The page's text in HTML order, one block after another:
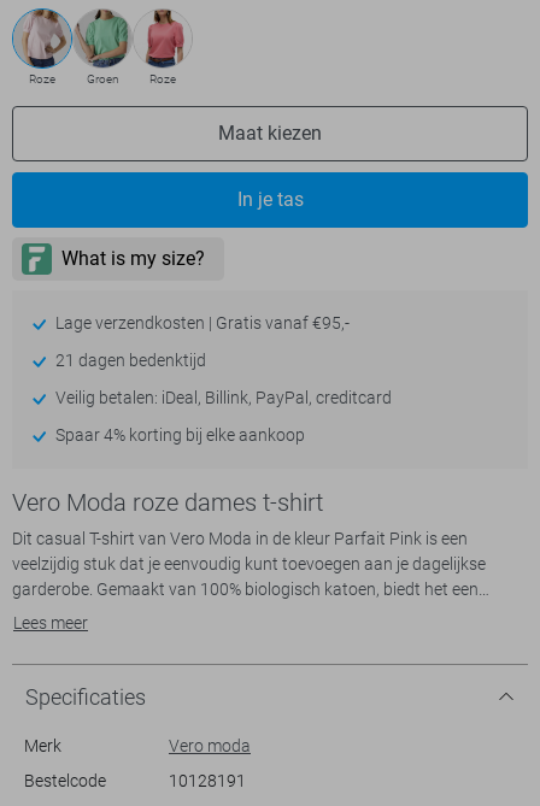
Roze Groen Roze
Maat kiezen
In je tas
Lage verzendkosten | Gratis vanaf €95,-
21 dagen bedenktijd
Veilig betalen: iDeal, Billink, PayPal, creditcard
Spaar 4% korting bij elke aankoop
Vero Moda roze dames t-shirt
Dit casual T-shirt van Vero Moda in de kleur Parfait Pink is een
veelzijdig stuk dat je eenvoudig kunt toevoegen aan je dagelijkse
garderobe. Gemaakt van 100% biologisch katoen, biedt het een
ademende en comfortabele pasvorm. De ronde hals en de korte
plooiing op de schouders een extra detail toevoegt. Dit T-shirt met zijn
normale lengte is perfect om te dragen naar informele uitjes of
gewoon tijdens een relaxte dag thuis.
Moda T-shirt gemakkelijk bij verschillende stijlen. Combineer het met
Lees meer
Specificaties
Merk
Vero moda
Bestelcode
10128191